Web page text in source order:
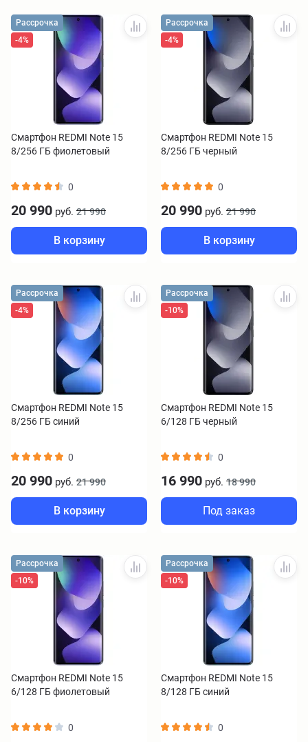
Рассрочка
-4%
Смартфон REDMI Note 15
8/256 ГБ фиолетовый
0
20 990 руб. 21 990
В корзину
Рассрочка
-4%
Смартфон REDMI Note 15
8/256 ГБ черный
0
20 990 руб. 21 990
В корзину
Рассрочка
-4%
Смартфон REDMI Note 15
8/256 ГБ синий
0
20 990 руб. 21 990
В корзину
Рассрочка
-10%
Смартфон REDMI Note 15
6/128 ГБ черный
0
16 990 руб. 18 990
Под заказ
Рассрочка
-10%
Смартфон REDMI Note 15
6/128 ГБ фиолетовый
0
Рассрочка
-10%
Смартфон REDMI Note 15
8/128 ГБ синий
0